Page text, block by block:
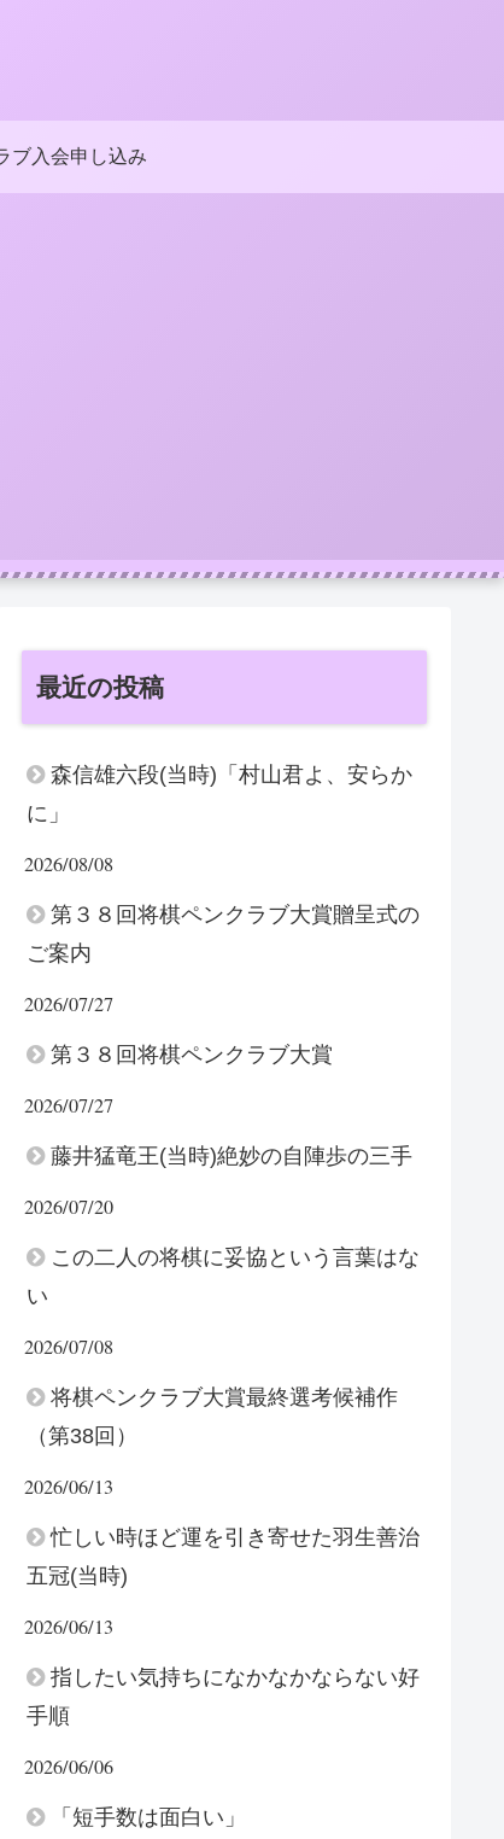
ブ入会申し込み
最近の投稿
森信雄六段(当時)「村山君よ、安らか
に」
2026/08/08
第３８回将棋ペンクラブ大賞贈呈式の
ご案内
2026/07/27
第３８回将棋ペンクラブ大賞
2026/07/27
藤井猛竜王(当時)絶妙の自陣歩の三手
2026/07/20
この二人の将棋に妥協という言葉はな
い
2026/07/08
将棋ペンクラブ大賞最終選考候補作
（第38回）
2026/06/13
忙しい時ほど運を引き寄せた羽生善治
五冠(当時)
2026/06/13
指したい気持ちになかなかならない好
手順
2026/06/06
「短手数は面白い」